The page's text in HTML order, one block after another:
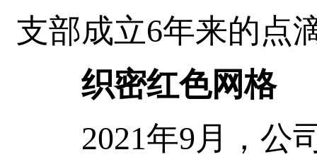
支部成立6年来的点
织密红色网格
2021年9月，公